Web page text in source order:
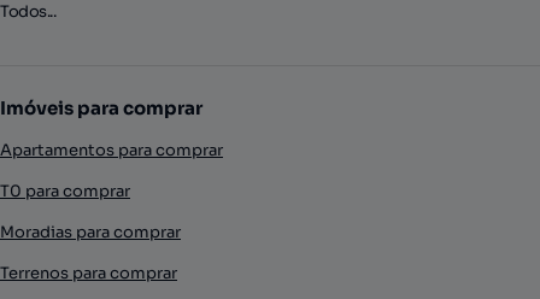
Todos...
Imóveis para comprar
Apartamentos para comprar
T0 para comprar
Moradias para comprar
Terrenos para comprar